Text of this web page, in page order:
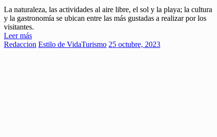
La naturaleza, las actividades al aire libre, el sol y la playa; la cultura
y la gastronomía se ubican entre las más gustadas a realizar por los
visitantes.
Leer más
Redaccion Estilo de VidaTurismo 25 octubre, 2023